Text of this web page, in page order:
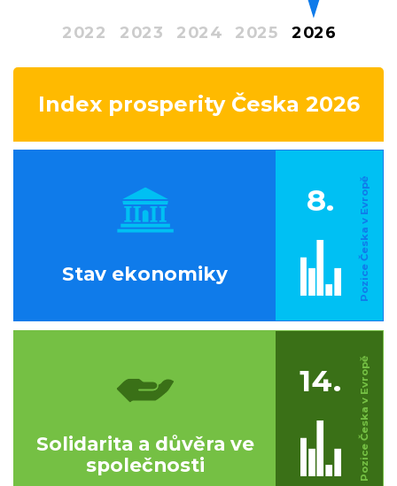
2022 2023 2024 2025 2026
Index prosperity Česka 2026
Stav ekonomiky
8.
Solidarita a důvěra ve
společnosti
14.